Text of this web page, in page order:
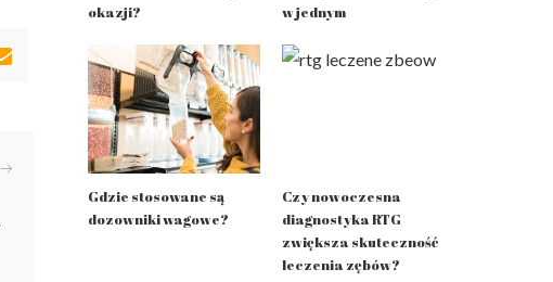
okazji?
w jednym
Gdzie stosowane są
dozowniki wagowe?
Czy nowoczesna
diagnostyka RTG
zwiększa skuteczność
leczenia zębów?